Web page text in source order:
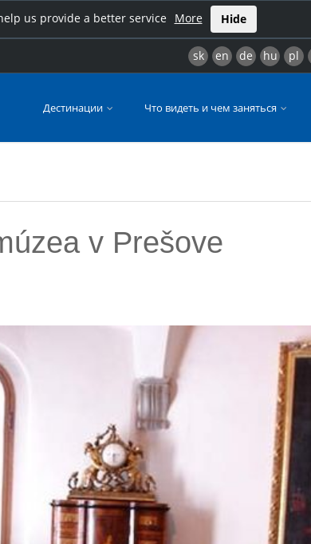
us provide a better service More Hide
sk en de hu pl
Дестинации Что видеть и чем заняться
v Prešove